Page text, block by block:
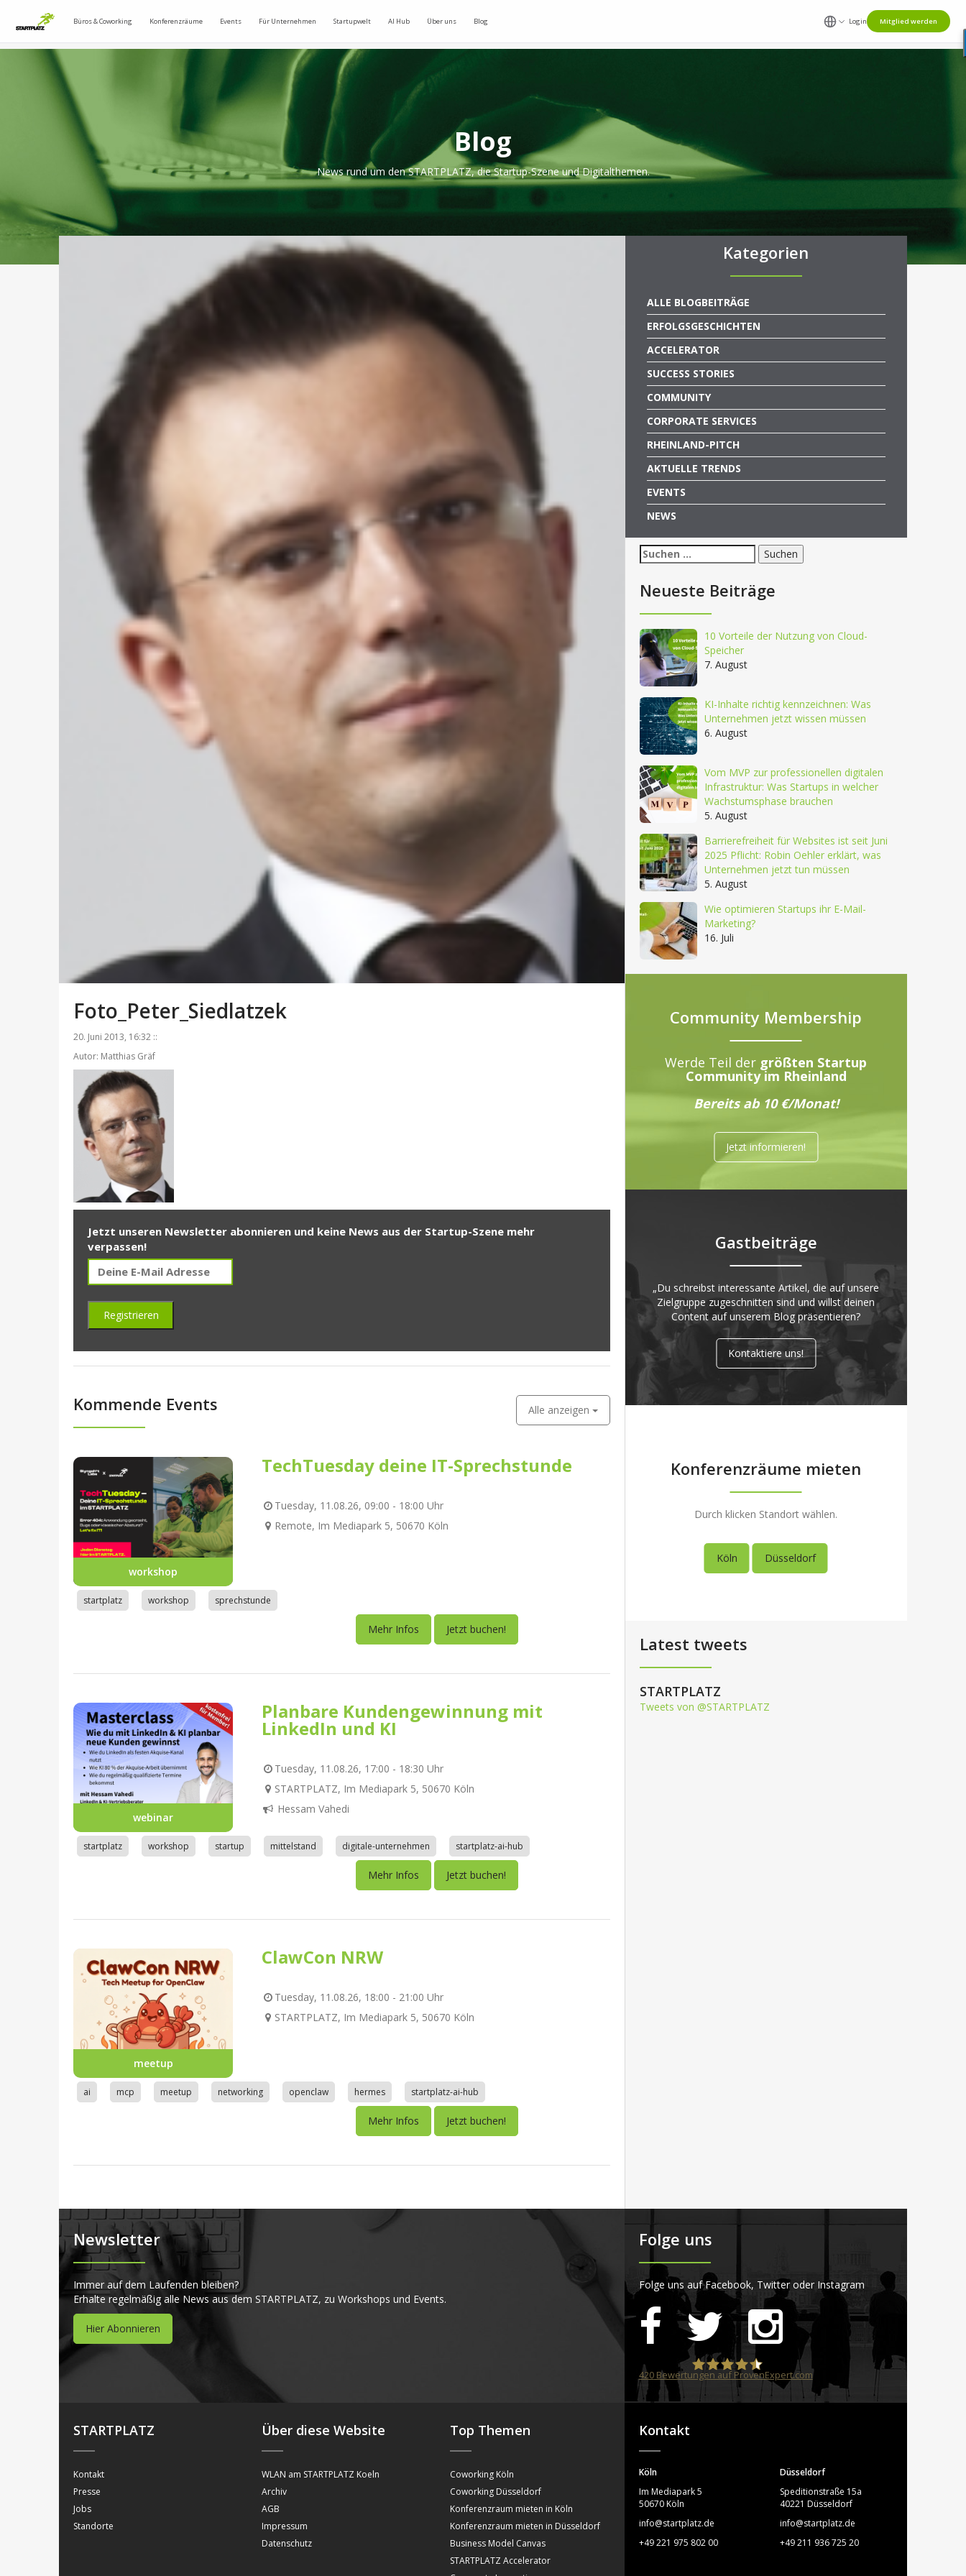
Büros & Coworking Konferenzräume Events Für Unternehmen Startupwelt AI Hub Über uns Blog Login Mitglied werden
Blog
News rund um den STARTPLATZ, die Startup-Szene und Digitalthemen.
Foto_Peter_Siedlatzek
20. Juni 2013, 16:32 ::
Autor: Matthias Gräf
Jetzt unseren Newsletter abonnieren und keine News aus der Startup-Szene mehr
verpassen!
Kommende Events Alle anzeigen
workshop
TechTuesday deine IT-Sprechstunde
Tuesday, 11.08.26, 09:00 - 18:00 Uhr
Remote, Im Mediapark 5, 50670 Köln
startplatz workshop sprechstunde
Mehr Infos Jetzt buchen!
webinar
Planbare Kundengewinnung mit
LinkedIn und KI
Tuesday, 11.08.26, 17:00 - 18:30 Uhr
STARTPLATZ, Im Mediapark 5, 50670 Köln
Hessam Vahedi
startplatz workshop startup mittelstand digitale-unternehmen startplatz-ai-hub
Mehr Infos Jetzt buchen!
meetup
ClawCon NRW
Tuesday, 11.08.26, 18:00 - 21:00 Uhr
STARTPLATZ, Im Mediapark 5, 50670 Köln
ai mcp meetup networking openclaw hermes startplatz-ai-hub
Mehr Infos Jetzt buchen!
Kategorien
ALLE BLOGBEITRÄGE
ERFOLGSGESCHICHTEN
ACCELERATOR
SUCCESS STORIES
COMMUNITY
CORPORATE SERVICES
RHEINLAND-PITCH
AKTUELLE TRENDS
EVENTS
NEWS
Suchen
nach:
Neueste Beiträge
10 Vorteile der Nutzung von Cloud-
Speicher
7. August
KI-Inhalte richtig kennzeichnen: Was
Unternehmen jetzt wissen müssen
6. August
Vom MVP zur professionellen digitalen
Infrastruktur: Was Startups in welcher
Wachstumsphase brauchen
5. August
Barrierefreiheit für Websites ist seit Juni
2025 Pflicht: Robin Oehler erklärt, was
Unternehmen jetzt tun müssen
5. August
Wie optimieren Startups ihr E-Mail-
Marketing?
16. Juli
Community Membership
Werde Teil der größten Startup
Community im Rheinland
Bereits ab 10 €/Monat!
Jetzt informieren!
Gastbeiträge
„Du schreibst interessante Artikel, die auf unsere
Zielgruppe zugeschnitten sind und willst deinen
Content auf unserem Blog präsentieren?
Kontaktiere uns!
Konferenzräume mieten
Durch klicken Standort wählen.
Köln Düsseldorf
Latest tweets
STARTPLATZ
Tweets von @STARTPLATZ
Newsletter
Immer auf dem Laufenden bleiben?
Erhalte regelmäßig alle News aus dem STARTPLATZ, zu Workshops und Events.
Hier Abonnieren
Folge uns
Folge uns auf Facebook, Twitter oder Instagram
STARTPLATZ
420Bewertungen auf ProvenExpert.com
STARTPLATZ
Kontakt
Presse
Jobs
Standorte
Über diese Website
WLAN am STARTPLATZ Koeln
Archiv
AGB
Impressum
Datenschutz
Top Themen
Coworking Köln
Coworking Düsseldorf
Konferenzraum mieten in Köln
Konferenzraum mieten in Düsseldorf
Business Model Canvas
STARTPLATZ Accelerator
Kontakt
Köln
Im Mediapark 5
50670 Köln
info@startplatz.de
+49 221 975 802 00
Düsseldorf
Speditionstraße 15a
40221 Düsseldorf
info@startplatz.de
+49 211 936 725 20